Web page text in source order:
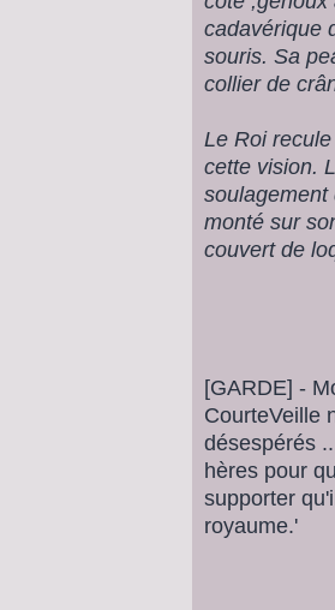
cadavérique
souris. Sa
collier de
Le Roi
cette vision.
soulagement
monté sur
couvert de
[GARDE] -
CourteVeille
désespérés
hères pour
supporter
royaume.'